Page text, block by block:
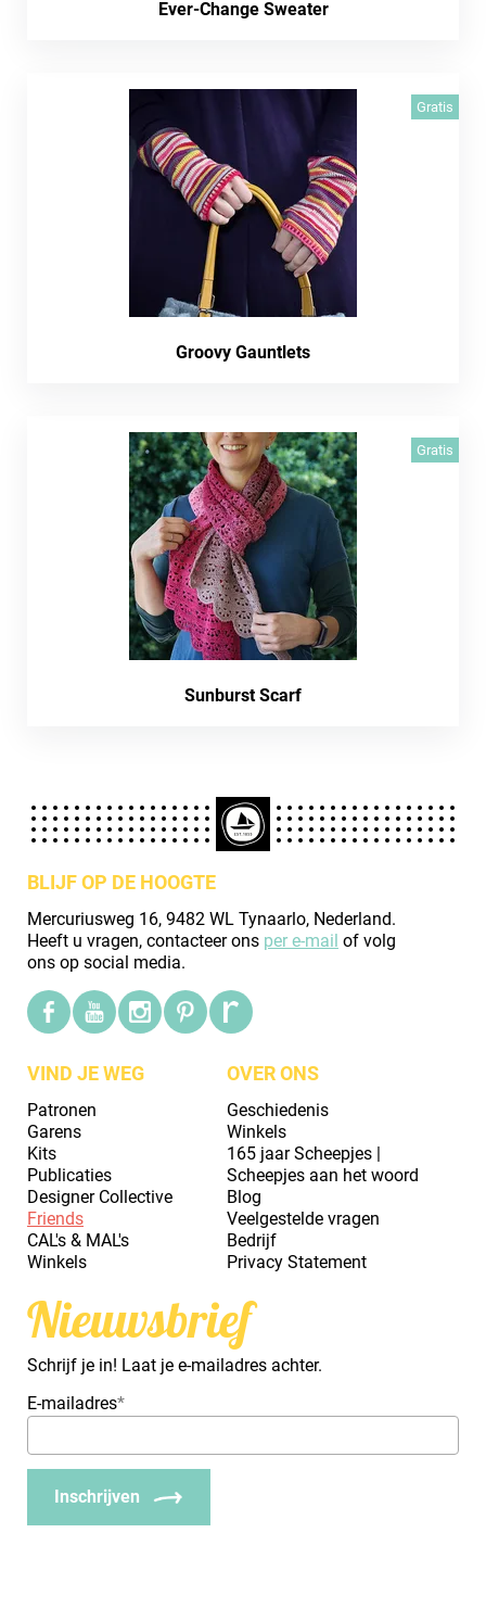
Ever-Change Sweater
Gratis
Groovy Gauntlets
Gratis
Sunburst Scarf
BLIJF OP DE HOOGTE
Mercuriusweg 16, 9482 WL Tynaarlo, Nederland.
Heeft u vragen, contacteer ons per e-mail of volg
ons op social media.
VIND JE WEG
Patronen
Garens
Kits
Publicaties
Designer Collective
Friends
CAL's & MAL's
Winkels
OVER ONS
Geschiedenis
Winkels
165 jaar Scheepjes |
Scheepjes aan het woord
Blog
Veelgestelde vragen
Bedrijf
Privacy Statement
Nieuwsbrief
Schrijf je in! Laat je e-mailadres achter.
E-mailadres*
Inschrijven